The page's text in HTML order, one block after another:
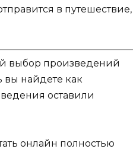
в путешествие,
выбор произведений
вы найдете как
оставили
онлайн полностью